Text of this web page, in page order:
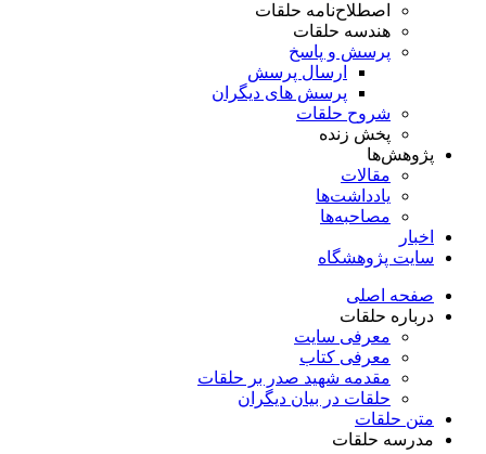
اصطلاح‌نامه حلقات
هندسه حلقات
پرسش و پاسخ
ارسال پرسش
پرسش های دیگران
شروح حلقات
پخش زنده
پژوهش‌ها
مقالات
یادداشت‌ها
مصاحبه‌ها
اخبار
سایت پژوهشگاه
صفحه اصلی
درباره حلقات
معرفی سایت
معرفی کتاب
مقدمه شهید صدر بر حلقات
حلقات در بیان دیگران
متن حلقات
مدرسه حلقات